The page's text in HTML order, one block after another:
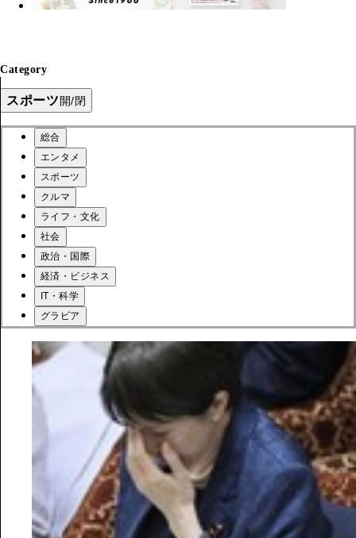
Category
スポーツ開/閉
総合
エンタメ
スポーツ
クルマ
ライフ・文化
社会
政治・国際
経済・ビジネス
IT・科学
グラビア